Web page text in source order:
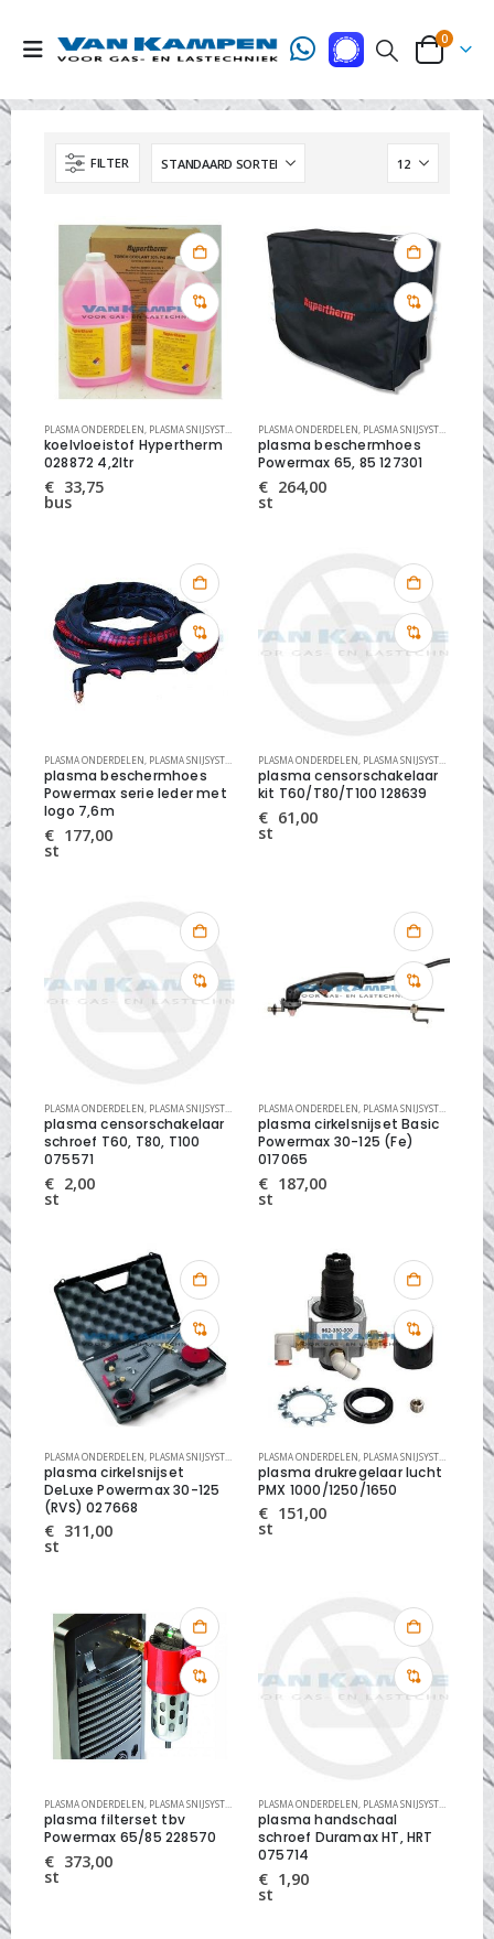
0
FILTER
PLASMA ONDERDELEN PLASMA SNIJSYSTEMEN
koelvloeistof Hypertherm
028872 4,2ltr
€ 33,75
bus
PLASMA ONDERDELEN PLASMA SNIJSYSTEMEN
plasma beschermhoes
Powermax 65, 85 127301
€ 264,00
st
PLASMA ONDERDELEN PLASMA SNIJSYSTEMEN
plasma beschermhoes
Powermax serie leder met
logo 7,6m
€ 177,00
st
PLASMA ONDERDELEN PLASMA SNIJSYSTEMEN
plasma censorschakelaar
kit T60/T80/T100 128639
€ 61,00
st
PLASMA ONDERDELEN PLASMA SNIJSYSTEMEN
plasma censorschakelaar
schroef T60, T80, T100
075571
€ 2,00
st
PLASMA ONDERDELEN PLASMA SNIJSYSTEMEN
plasma cirkelsnijset Basic
Powermax 30-125 (Fe)
017065
€ 187,00
st
PLASMA ONDERDELEN PLASMA SNIJSYSTEMEN
plasma cirkelsnijset
DeLuxe Powermax 30-125
(RVS) 027668
€ 311,00
st
PLASMA ONDERDELEN PLASMA SNIJSYSTEMEN
plasma drukregelaar lucht
PMX 1000/1250/1650
€ 151,00
st
PLASMA ONDERDELEN, PLASMA SNIJSYSTEMEN
plasma filterset tbv
Powermax 65/85 228570
€ 373,00
st
PLASMA ONDERDELEN, PLASMA SNIJSYSTEMEN
plasma handschaal
schroef Duramax HT, HRT
075714
€ 1,90
st